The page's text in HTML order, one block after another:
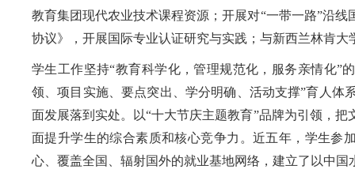
教育集团现代农业技术课程资源；开展对“一带一路”沿
协议》，开展国际专业认证研究与实践；与新西兰林肯
学生工作坚持“教育科学化，管理规范化，服务亲情化”
领、项目实施、要点突出、学分明确、活动支撑”育人体
面发展落到实处。以“十大节庆主题教育”品牌为引领，
面提升学生的综合素质和核心竞争力。近五年，学生参
心、覆盖全国、辐射国外的就业基地网络，建立了以中